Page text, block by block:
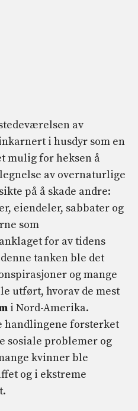
av
i husdyr som en
mulig for heksen å
av overnaturlige
på å skade andre:
eiendeler, sabbater og
som
for av tidens
tanken ble det
og mange
utført, hvorav de mest
i Nord-Amerika.
handlingene forsterket
sosiale problemer og
kvinner ble
og i ekstreme